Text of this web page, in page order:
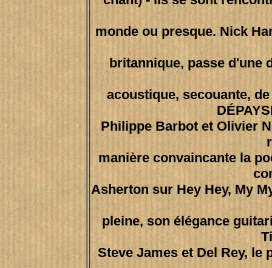
monde ou presque. Nick
britannique, passe d'une
acoustique, secouante,
Philippe Barbot et Olivier
manière convaincante la
Asherton sur Hey Hey, My
pleine, son élégance
Steve James et Del Rey,